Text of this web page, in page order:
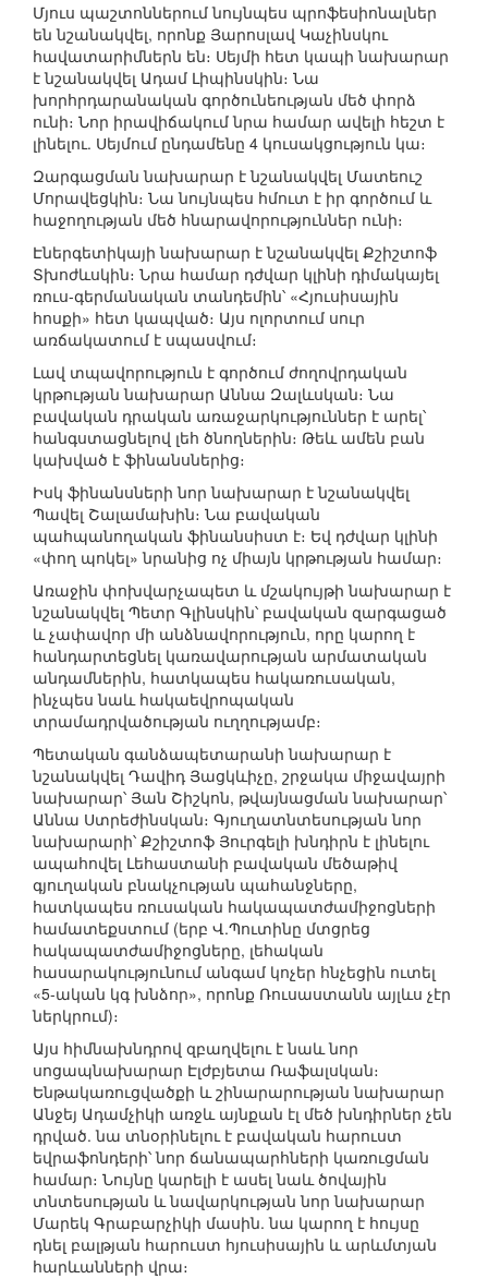
Մյուս պաշտոններում նույնպես պրոֆեսիոնալներ
են նշանակվել, որոնք Յարոսլավ Կաչինսկու
հավատարիմներն են։ Սեյմի հետ կապի նախարար
է նշանակվել Ադամ Լիպինսկին։ Նա
խորհրդարանական գործունեության մեծ փորձ
ունի։ Նոր իրավիճակում նրա համար ավելի հեշտ է
լինելու. Սեյմում ընդամենը 4 կուսակցություն կա։
Զարգացման նախարար է նշանակվել Մատեուշ
Մորավեցկին։ Նա նույնպես հմուտ է իր գործում և
հաջողության մեծ հնարավորություններ ունի։
Էներգետիկայի նախարար է նշանակվել Քշիշտոֆ
Տխոժևսկին։ Նրա համար դժվար կլինի դիմակայել
ռուս-գերմանական տանդեմին՝ «Հյուսիսային
հոսքի» հետ կապված։ Այս ոլորտում սուր
առճակատում է սպասվում։
Լավ տպավորություն է գործում ժողովրդական
կրթության նախարար Աննա Զալևսկան։ Նա
բավական դրական առաջարկություններ է արել՝
հանգստացնելով լեհ ծնողներին։ Թեև ամեն բան
կախված է ֆինանսներից։
Իսկ ֆինանսների նոր նախարար է նշանակվել
Պավել Շալամախին։ Նա բավական
պահպանողական ֆինանսիստ է։ Եվ դժվար կլինի
«փող պոկել» նրանից ոչ միայն կրթության համար։
Առաջին փոխվարչապետ և մշակույթի նախարար է
նշանակվել Պետր Գլինսկին՝ բավական զարգացած
և չափավոր մի անձնավորություն, որը կարող է
հանդարտեցնել կառավարության արմատական
անդամներին, հատկապես հակառուսական,
ինչպես նաև հակաեվրոպական
տրամադրվածության ուղղությամբ։
Պետական գանձապետարանի նախարար է
նշանակվել Դավիդ Յացկևիչը, շրջակա միջավայրի
նախարար՝ Յան Շիշկոն, թվայնացման նախարար՝
Աննա Ստրեժինսկան։ Գյուղատնտեսության նոր
նախարարի՝ Քշիշտոֆ Յուրգելի խնդիրն է լինելու
ապահովել Լեհաստանի բավական մեծաթիվ
գյուղական բնակչության պահանջները,
հատկապես ռուսական հակապատժամիջոցների
համատեքստում (երբ Վ.Պուտինը մտցրեց
հակապատժամիջոցները, լեհական
հասարակությունում անգամ կոչեր հնչեցին ուտել
«5-ական կգ խնձոր», որոնք Ռուսաստանն այլևս չէր
ներկրում)։
Այս հիմնախնդրով զբաղվելու է նաև նոր
սոցապնախարար Էլժբյետա Ռաֆալսկան։
Ենթակառուցվածքի և շինարարության նախարար
Անջեյ Ադամչիկի առջև այնքան էլ մեծ խնդիրներ չեն
դրված. նա տնօրինելու է բավական հարուստ
եվրաֆոնդերի՝ նոր ճանապարհների կառուցման
համար։ Նույնը կարելի է ասել նաև ծովային
տնտեսության և նավարկության նոր նախարար
Մարեկ Գրաբարչիկի մասին. նա կարող է հույսը
դնել բալթյան հարուստ հյուսիսային և արևմտյան
հարևանների վրա։